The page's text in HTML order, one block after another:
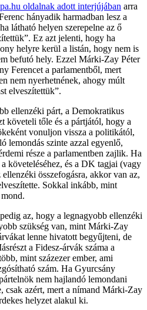
oldalnak adott interjújában arra
hányadik harmadban lesz a
látható helyen szerepelne az ő
Ez azt jelenti, hogy ha
helyre kerül a listán, hogy nem is
befutó hely. Ezzel Márki-Zay Péter
Ferencet a parlamentből, mert
nem nyerhetnének, ahogy múlt
elveszítettük”.
ellenzéki párt, a Demokratikus
tőle és a pártjától, hogy a
vonuljon vissza a politikától,
lemondás szinte azzal egyenlő,
része a parlamentben zajlik. Ha
követeléséhez, és a DK tagjai (vagy
összefogásra, akkor van az,
Sokkal inkább, mint
az, hogy a legnagyobb ellenzéki
szükség van, mint Márki-Zay
lenne hivatott begyűjteni, de
a Fidesz-árvák száma a
mint százezer ember, ami
szám. Ha Gyurcsány
nem hajlandó lemondani
csak azért, mert a nímand Márki-Zay
helyzet alakul ki.